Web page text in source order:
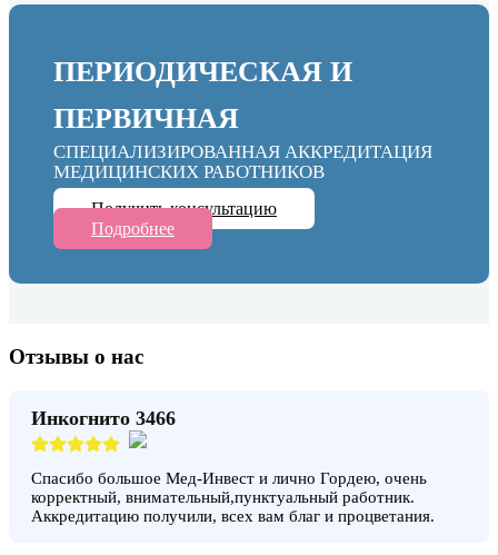
ПЕРИОДИЧЕСКАЯ И
ПЕРВИЧНАЯ
СПЕЦИАЛИЗИРОВАННАЯ АККРЕДИТАЦИЯ
МЕДИЦИНСКИХ РАБОТНИКОВ
Получить консультацию
Подробнее
Отзывы о нас
Инкогнито 3466
Спасибо большое Мед-Инвест и лично Гордею, очень
корректный, внимательный,пунктуальный работник.
Аккредитацию получили, всех вам благ и процветания.